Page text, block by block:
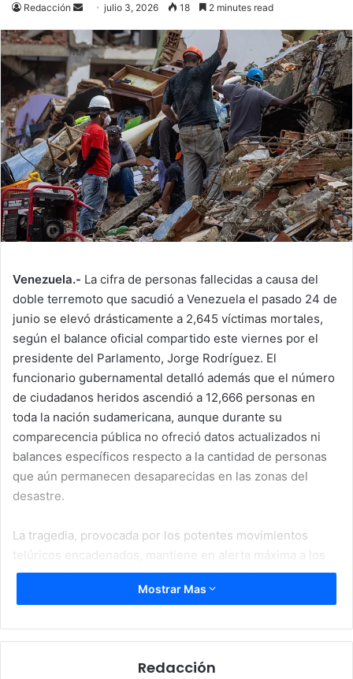
Redacción
Send
email
julio 3, 2026 18 2 minutes read
Venezuela.- La cifra de personas fallecidas a causa del
doble terremoto que sacudió a Venezuela el pasado 24 de
junio se elevó drásticamente a 2,645 víctimas mortales,
según el balance oficial compartido este viernes por el
presidente del Parlamento, Jorge Rodríguez. El
funcionario gubernamental detalló además que el número
de ciudadanos heridos ascendió a 12,666 personas en
toda la nación sudamericana, aunque durante su
comparecencia pública no ofreció datos actualizados ni
balances específicos respecto a la cantidad de personas
que aún permanecen desaparecidas en las zonas del
desastre.
La tragedia, provocada por los potentes movimientos
telúricos encadenados, mantiene en alerta máxima a los
cuerpos de socorro y a las brigadas de asistencia
comunitaria en las regiones afectadas. Este doble sismo
esta naturaleza más mortífero e impactante que ha
último siglo, superando con creces los registros históricos
Mostrar Mas
Redacción